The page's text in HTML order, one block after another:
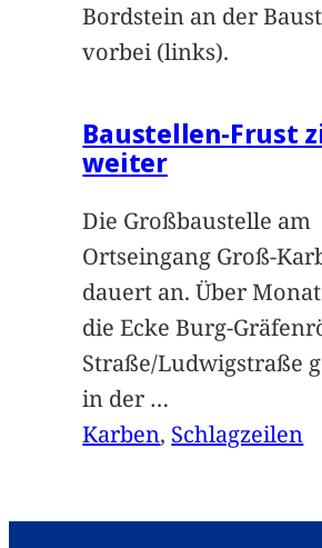
Bordstein an der
vorbei (links).
Baustellen-Frust
weiter
Die Großbaustelle am
Ortseingang Groß-
dauert an. Über
die Ecke Burg-
Straße/Ludwigstraße
in der …
Karben, Schlagzeilen